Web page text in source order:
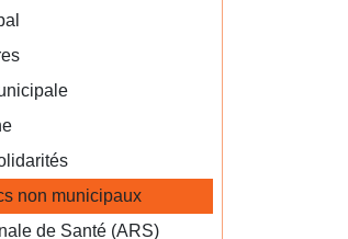
non municipaux
de Santé (ARS)